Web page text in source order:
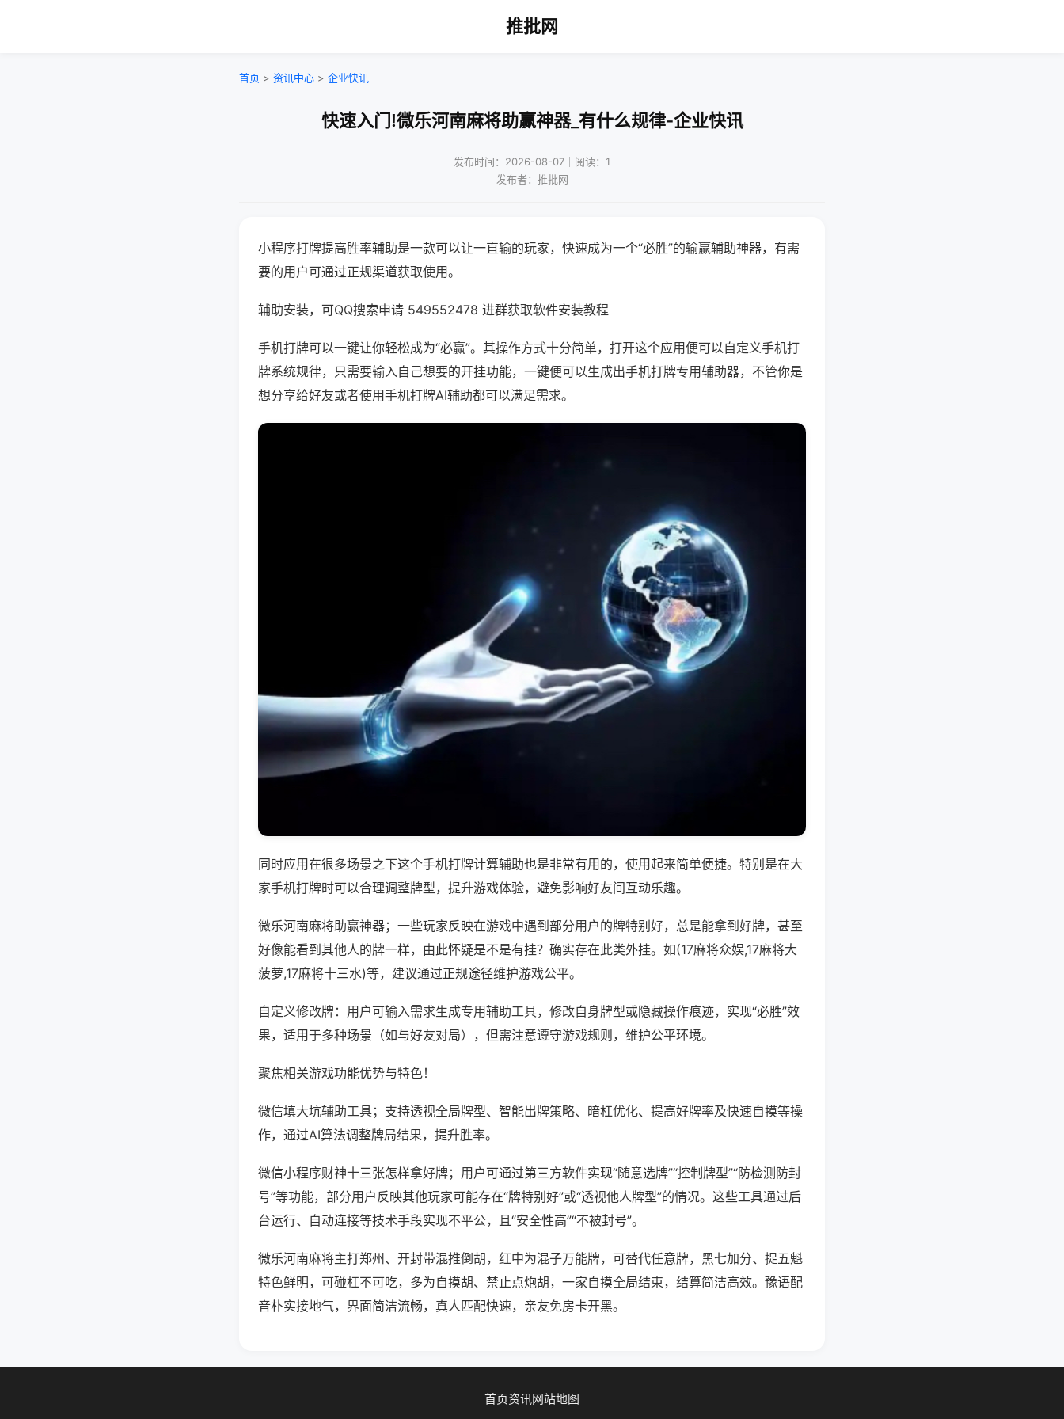
推批网
首页 > 资讯中心 > 企业快讯
快速入门!微乐河南麻将助赢神器_有什么规律-企业快讯
发布时间：2026-08-07｜阅读：1
发布者：推批网
小程序打牌提高胜率辅助是一款可以让一直输的玩家，快速成为一个“必胜”的输赢辅助神器，有需
要的用户可通过正规渠道获取使用。
辅助安装，可QQ搜索申请 549552478 进群获取软件安装教程
手机打牌可以一键让你轻松成为“必赢”。其操作方式十分简单，打开这个应用便可以自定义手机打
牌系统规律，只需要输入自己想要的开挂功能，一键便可以生成出手机打牌专用辅助器，不管你是
想分享给好友或者使用手机打牌AI辅助都可以满足需求。
同时应用在很多场景之下这个手机打牌计算辅助也是非常有用的，使用起来简单便捷。特别是在大
家手机打牌时可以合理调整牌型，提升游戏体验，避免影响好友间互动乐趣。
微乐河南麻将助赢神器；一些玩家反映在游戏中遇到部分用户的牌特别好，总是能拿到好牌，甚至
好像能看到其他人的牌一样，由此怀疑是不是有挂？确实存在此类外挂。如(17麻将众娱,17麻将大
菠萝,17麻将十三水)等，建议通过正规途径维护游戏公平。
自定义修改牌：用户可输入需求生成专用辅助工具，修改自身牌型或隐藏操作痕迹，实现“必胜”效
果，适用于多种场景（如与好友对局），但需注意遵守游戏规则，维护公平环境。
聚焦相关游戏功能优势与特色！
微信填大坑辅助工具；支持透视全局牌型、智能出牌策略、暗杠优化、提高好牌率及快速自摸等操
作，通过AI算法调整牌局结果，提升胜率。
微信小程序财神十三张怎样拿好牌；用户可通过第三方软件实现“随意选牌”“控制牌型”“防检测防封
号”等功能，部分用户反映其他玩家可能存在“牌特别好”或“透视他人牌型”的情况。这些工具通过后
台运行、自动连接等技术手段实现不平公，且“安全性高”“不被封号”。
微乐河南麻将主打郑州、开封带混推倒胡，红中为混子万能牌，可替代任意牌，黑七加分、捉五魁
特色鲜明，可碰杠不可吃，多为自摸胡、禁止点炮胡，一家自摸全局结束，结算简洁高效。豫语配
音朴实接地气，界面简洁流畅，真人匹配快速，亲友免房卡开黑。
首页资讯网站地图